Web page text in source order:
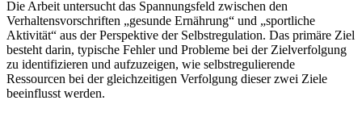
Die Arbeit untersucht das Spannungsfeld zwischen den
Verhaltensvorschriften „gesunde Ernährung“ und „sportliche
Aktivität“ aus der Perspektive der Selbstregulation. Das primäre Ziel
besteht darin, typische Fehler und Probleme bei der Zielverfolgung
zu identifizieren und aufzuzeigen, wie selbstregulierende
Ressourcen bei der gleichzeitigen Verfolgung dieser zwei Ziele
beeinflusst werden.